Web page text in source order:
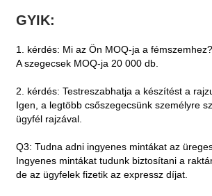
GYIK:
1. kérdés: Mi az Ön MOQ-ja a fémszemhez?
A szegecsek MOQ-ja 20 000 db.
2. kérdés: Testreszabhatja a készítést a
Igen, a legtöbb csőszegecsünk személyre
ügyfél rajzával.
Q3: Tudna adni ingyenes mintákat az
Ingyenes mintákat tudunk biztosítani a
de az ügyfelek fizetik az expressz díjat.